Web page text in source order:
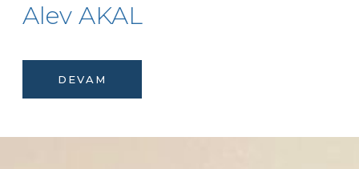
Alev AKAL
DEVAM